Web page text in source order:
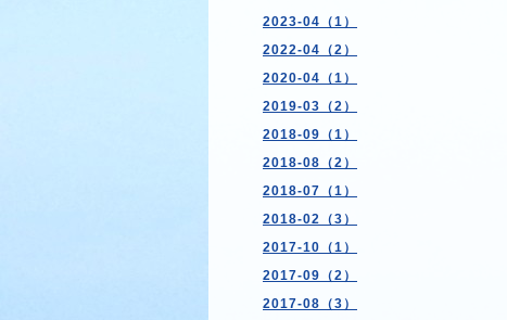
2023-04（1）
2022-04（2）
2020-04（1）
2019-03（2）
2018-09（1）
2018-08（2）
2018-07（1）
2018-02（3）
2017-10（1）
2017-09（2）
2017-08（3）